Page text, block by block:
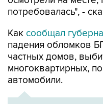
потребовалась", -
Как сообщал
падения обломков
частных домов,
многоквартирных,
автомобили.